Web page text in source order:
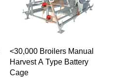
+8618830120193, +234
8111199996.
<30,000 Broilers Manual
Harvest A Type Battery
Cage